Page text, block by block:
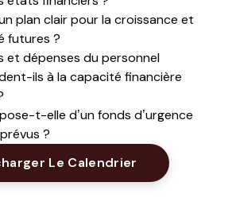
plan clair pour la croissance et
futures ?
et dépenses du personnel
ils à la capacité financière
t-elle d’un fonds d’urgence
?
Le Calendrier Opens New